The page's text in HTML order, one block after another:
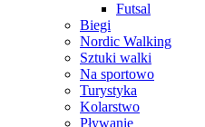
Futsal
Biegi
Nordic Walking
Sztuki walki
Na sportowo
Turystyka
Kolarstwo
Pływanie